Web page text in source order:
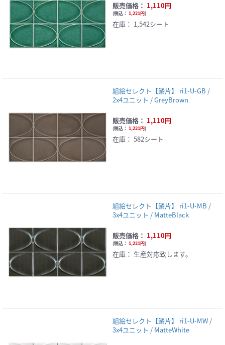
販売価格： 1,110円
(税込： 1,221円)
在庫： 1,542シート
組絵セレクト【鱗片】 ri1-U-GB /
2x4ユニット / GreyBrown
販売価格： 1,110円
(税込： 1,221円)
在庫： 582シート
組絵セレクト【鱗片】 ri1-U-MB /
3x4ユニット / MatteBlack
販売価格： 1,110円
(税込： 1,221円)
在庫： 生産対応致します。
組絵セレクト【鱗片】 ri1-U-MW /
3x4ユニット / MatteWhite